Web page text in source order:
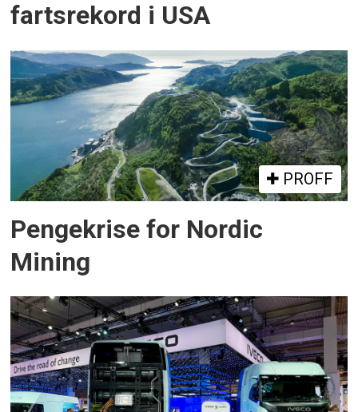
fartsrekord i USA
PROFF
Pengekrise for Nordic
Mining